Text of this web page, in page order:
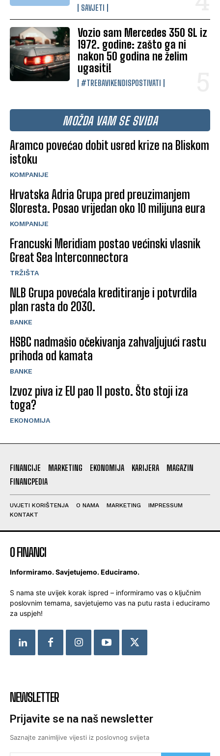
SAVJETI
Vozio sam Mercedes 350 SL iz
1972. godine: zašto ga ni
nakon 50 godina ne želim
ugasiti!
#TREBAVIKENDISPOSTIVATI
MOŽDA VAM SE SVIĐA
Aramco povećao dobit usred krize na Bliskom
istoku
KOMPANIJE
Hrvatska Adria Grupa pred preuzimanjem
Sloresta. Posao vrijedan oko 10 milijuna eura
KOMPANIJE
Francuski Meridiam postao većinski vlasnik
Great Sea Interconnectora
TRŽIŠTA
NLB Grupa povećala kreditiranje i potvrdila
plan rasta do 2030.
BANKE
HSBC nadmašio očekivanja zahvaljujući rastu
prihoda od kamata
BANKE
Izvoz piva iz EU pao 11 posto. Što stoji iza
toga?
EKONOMIJA
FINANCIJE MARKETING EKONOMIJA KARIJERA
MAGAZIN
FINANCPEDIA
UVJETI KORIŠTENJA O NAMA MARKETING
IMPRESSUM
KONTAKT
O FINANCI
Informiramo. Savjetujemo. Educiramo.
S nama ste uvijek korak ispred – informiramo vas o ključnim
poslovnim temama, savjetujemo vas na putu rasta i educiramo
za uspjeh!
NEWSLETTER
Prijavite se na naš newsletter
Saznajte zanimljive vijesti iz poslovnog svijeta